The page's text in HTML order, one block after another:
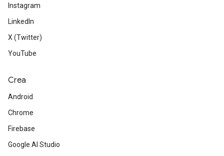
Instagram
LinkedIn
X (Twitter)
YouTube
Crea
Android
Chrome
Firebase
Google AI Studio